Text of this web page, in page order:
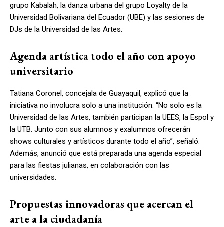
grupo Kabalah, la danza urbana del grupo Loyalty de la
Universidad Bolivariana del Ecuador (UBE) y las sesiones de
DJs de la Universidad de las Artes.
Agenda artística todo el año con apoyo
universitario
Tatiana Coronel, concejala de Guayaquil, explicó que la
iniciativa no involucra solo a una institución. “No solo es la
Universidad de las Artes, también participan la UEES, la Espol y
la UTB. Junto con sus alumnos y exalumnos ofrecerán
shows culturales y artísticos durante todo el año”, señaló.
Además, anunció que está preparada una agenda especial
para las fiestas julianas, en colaboración con las
universidades.
Propuestas innovadoras que acercan el
arte a la ciudadanía